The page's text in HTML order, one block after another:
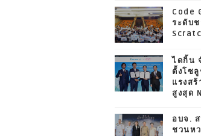
Code
ระดับ
ไดกิ้น
ตั้งโซ
แรงส
สูงสุด
อบจ.
ชวนห